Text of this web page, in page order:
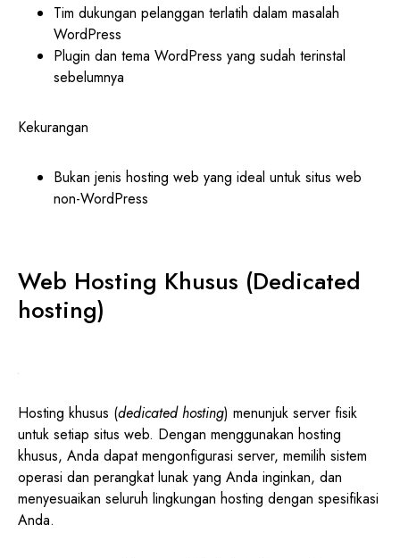
Tim dukungan pelanggan terlatih dalam masalah
WordPress
Plugin dan tema WordPress yang sudah terinstal
sebelumnya
Kekurangan
Bukan jenis hosting web yang ideal untuk situs web
non-WordPress
Web Hosting Khusus (Dedicated
hosting)
Hosting khusus (dedicated hosting) menunjuk server fisik
untuk setiap situs web. Dengan menggunakan hosting
khusus, Anda dapat mengonfigurasi server, memilih sistem
operasi dan perangkat lunak yang Anda inginkan, dan
menyesuaikan seluruh lingkungan hosting dengan spesifikasi
Anda.